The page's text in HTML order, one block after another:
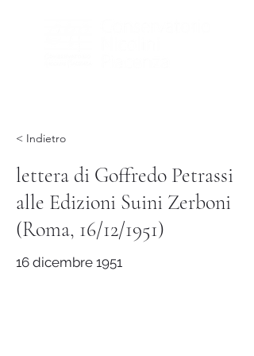
< Indietro
lettera di Goffredo Petrassi
alle Edizioni Suini Zerboni
(Roma, 16/12/1951)
16 dicembre 1951